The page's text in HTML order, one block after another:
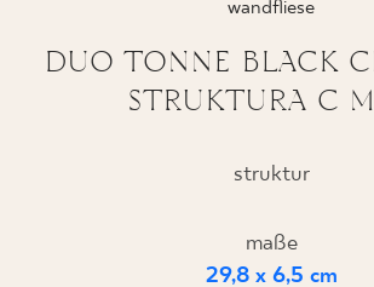
WO ZU KAUFEN
ÜBER UNS
MEIN PROFIL
wandfliese
DUO TONNE BLACK
STRUKTURA C
struktur
maße
29,8 x 6,5 cm